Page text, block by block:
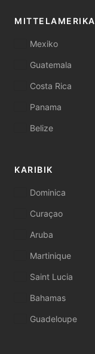
MITTELAMERIKA
Mexiko
Guatemala
Costa Rica
Panama
Belize
KARIBIK
Dominica
Curaçao
Aruba
Martinique
Saint Lucia
Bahamas
Guadeloupe